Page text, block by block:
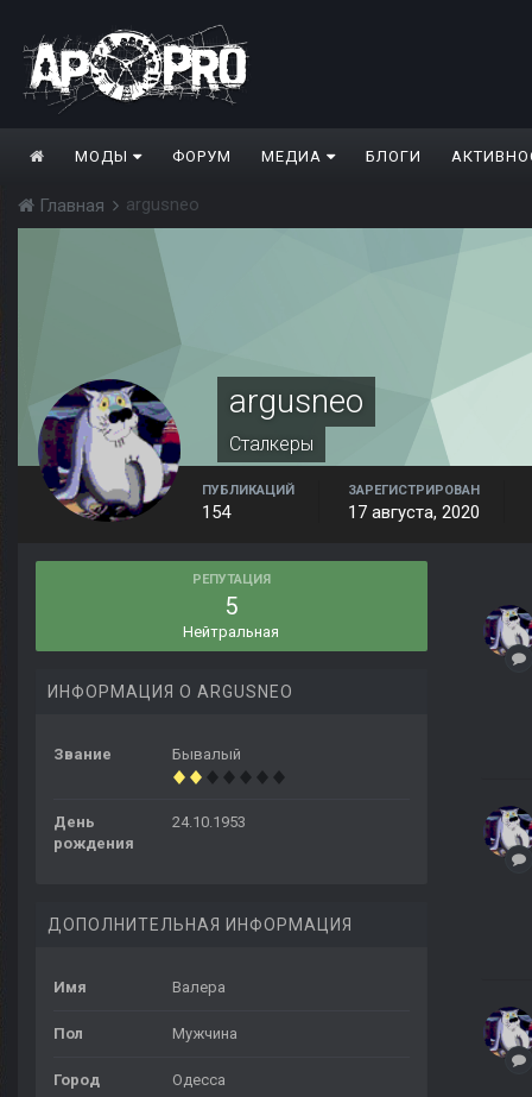
МОДЫ ФОРУМ МЕДИА БЛОГИ
Главная argusneo
argusneo
Сталкеры
ПУБЛИКАЦИЙ
154
ЗАРЕГИСТРИРОВАН
17 августа, 2020
РЕПУТАЦИЯ
5
Нейтральная
ИНФОРМАЦИЯ О ARGUSNEO
Звание Бывалый
День
рождения
24.10.1953
ДОПОЛНИТЕЛЬНАЯ ИНФОРМАЦИЯ
Имя Валера
Пол Мужчина
Город Одесса